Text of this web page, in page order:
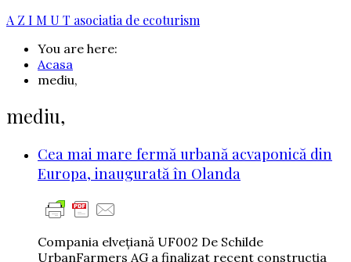
A Z I M U T asociatia de ecoturism
You are here:
Acasa
mediu,
mediu,
Cea mai mare fermă urbană acvaponică din
Europa, inaugurată în Olanda
Compania elveţiană UF002 De Schilde
UrbanFarmers AG a finalizat recent construcţia